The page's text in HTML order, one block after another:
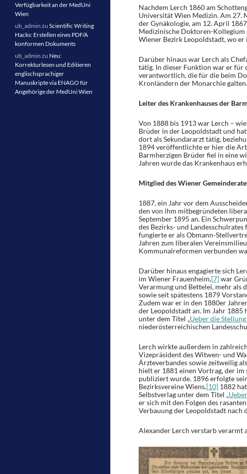
Nachdem Lerch 1860 am
Universität Wien Medizin. Am 27.
der Gynäkologie, am 12. April
Medizinische Doktoren-Kollegium
Wiener Bezirk Leopoldstadt, wo
Darüber hinaus war Lerch als
tätig. In dieser Funktion war er für
verantwortlich, die für die beim
Kronländern der Monarchie galten.
Leiter des Krankenhauses der
Von 1888 bis 1913 war Lerch –
Brüder in der Leopoldstadt und
dort als Sekundararzt tätig,
1894 veröffentlichte er hier die
Barmherzigen Brüder fiel in eine
Jahren wurde das Krankenhaus
Mitglied des Wiener
1887, ein Jahr vor dem
den von ihm mitbegründeten
September 1895 an. Ein
des Bezirks- und Landesschulrates
fungierte er als Obmann-
Jahren zum liberalen
Kommunalreformen verbunden
Darüber hinaus engagierte sich
im Wiener Frauenheim,[7]war
Verarmung und Bettelei, mehr als
sowie seit spätestens 1879
Zudem war er in den 1880er
der Leopoldstadt an. Im Jahr 1885
unter dem Titel „Ueber die
niederösterreichischen
Lerch wirkte außerdem in
Vizepräsident des Witwen- und
Ärzteverbandes sowie zeitweilig
hielt er 1881 einen Vortrag, der im
publiziert wurde. 1896 erfolgte
Bezirksvereine Wiens.[10]1882
Selbstverlag unter dem Titel „
er sich mit den Folgen des
Verbauung der Leopoldstadt nach
Alexander Lerch verstarb verarmt
Verfügbarkeit an der MedUni
Wien
ub_admin zu Scientific Writing
Hacks: Erstellen eines PDF/A
konformen Dokuments
ub_admin zu Neu:
Korrekturlesen und Editieren
englischsprachiger
Manuskripte via ENAGO für
Angehörige der MedUni Wien